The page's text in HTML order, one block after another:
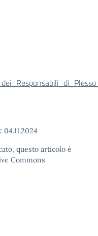
04.11.2024
questo articolo è
Commons